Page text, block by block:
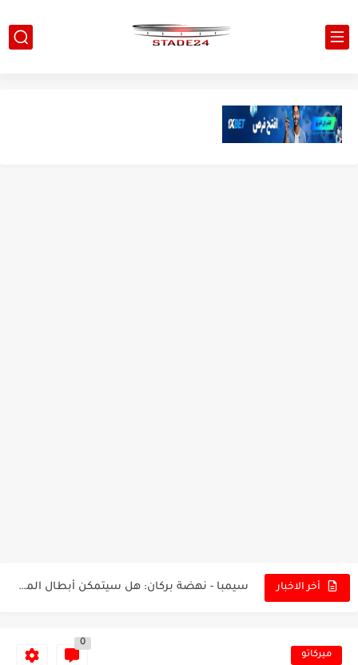
أخر الاخبار سيمبا - نهضة بركان: هل سيتمكن أبطال المغرب من الحفاظ...
البرنامج الكامل لنهائي البطولة بين الاتحاد المنستيري والنادي الإفريقي ميركاتو
0